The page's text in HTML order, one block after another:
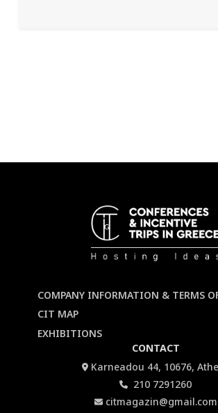
COMPANY INFORMATION & TERMS
CIT MAP
EXHIBITIONS
CONTACT
Karneadou 44, 10676,
210 7291260
citmagazin@gmail.com